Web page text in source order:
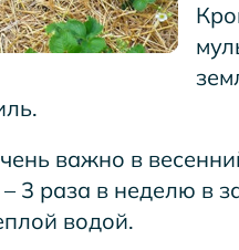
важно в
3 раза в неделю в
водой.